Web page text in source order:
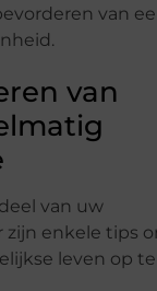
van
van
van uw
zijn enkele tips
leven op te